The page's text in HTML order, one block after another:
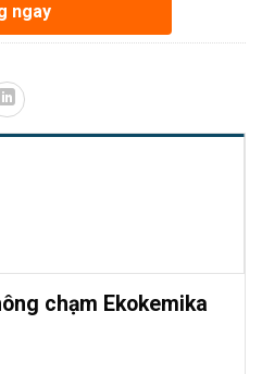
ngay
chạm Ekokemika